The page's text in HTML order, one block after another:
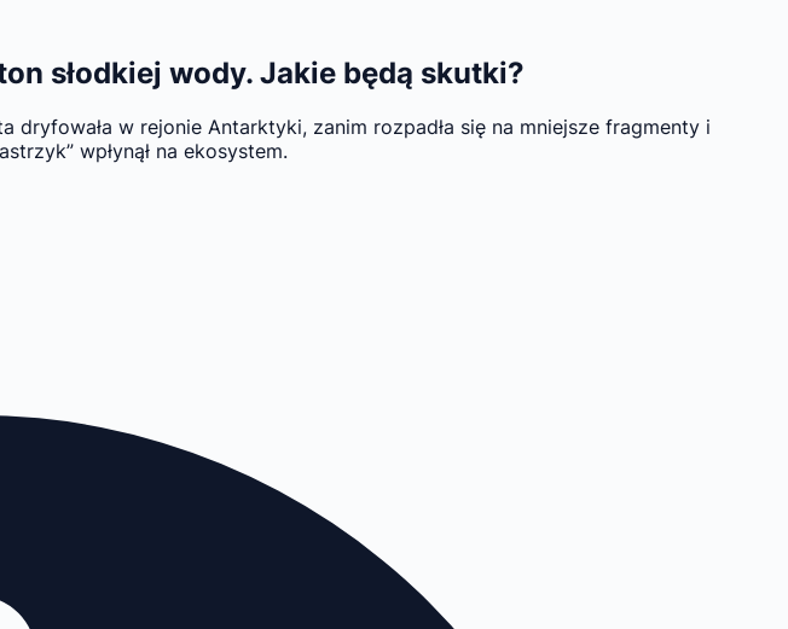
słodkiej wody. Jakie będą skutki?
w rejonie Antarktyki, zanim rozpadła się na mniejsze fragmenty i
wpłynął na ekosystem.